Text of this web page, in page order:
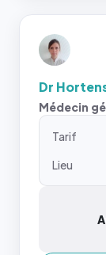
Dr
Médecin
Tarif
Lieu